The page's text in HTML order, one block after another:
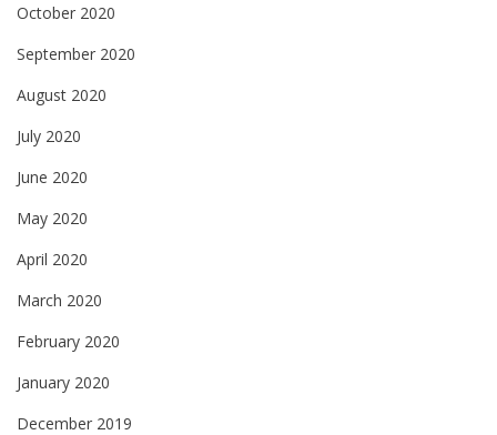
October 2020
September 2020
August 2020
July 2020
June 2020
May 2020
April 2020
March 2020
February 2020
January 2020
December 2019